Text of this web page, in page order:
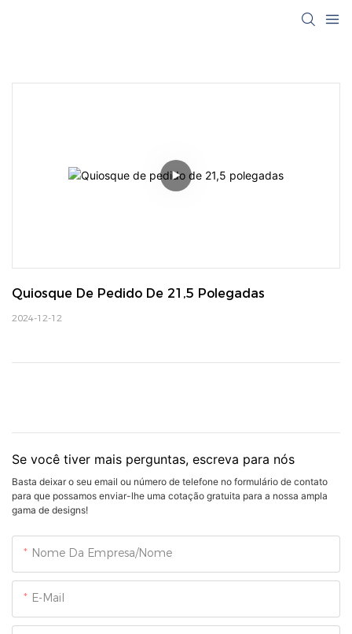
Quiosque De Pedido De 21,5 Polegadas
2024-12-12
Se você tiver mais perguntas, escreva para nós
Basta deixar o seu email ou número de telefone no formulário de contato
para que possamos enviar-lhe uma cotação gratuita para a nossa ampla
gama de designs!
Nome Da Empresa/Nome
E-Mail